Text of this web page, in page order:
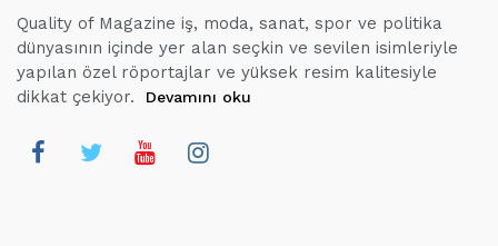
Quality of Magazine iş, moda, sanat, spor ve politika
dünyasının içinde yer alan seçkin ve sevilen isimleriyle
yapılan özel röportajlar ve yüksek resim kalitesiyle
dikkat çekiyor.
Devamını oku